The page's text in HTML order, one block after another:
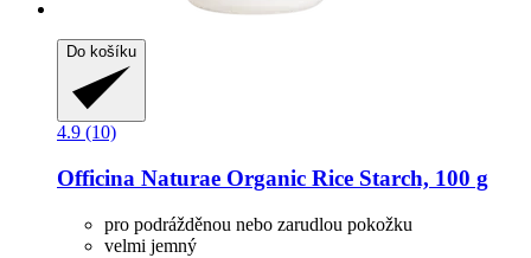
Do košíku
4.9 (10)
Officina Naturae Organic Rice Starch, 100 g
pro podrážděnou nebo zarudlou pokožku
velmi jemný